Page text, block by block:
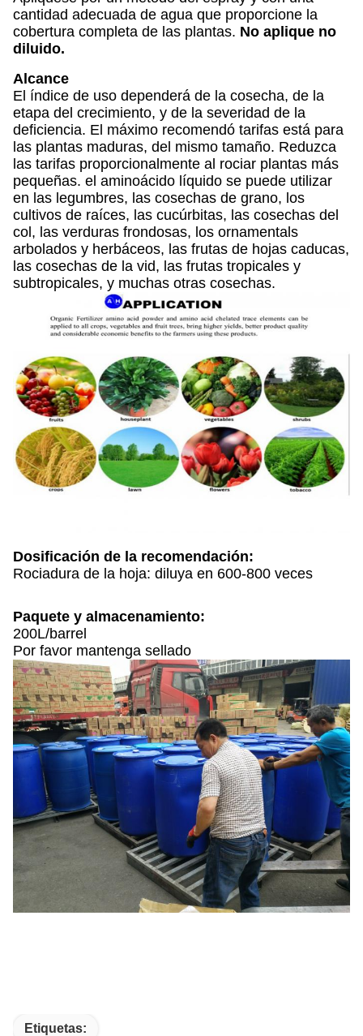
cantidad adecuada de agua que proporcione la
cobertura completa de las plantas. No aplique no
diluido.
Alcance
El índice de uso dependerá de la cosecha, de la
etapa del crecimiento, y de la severidad de la
deficiencia. El máximo recomendó tarifas está para
las plantas maduras, del mismo tamaño. Reduzca
las tarifas proporcionalmente al rociar plantas más
pequeñas. el aminoácido líquido se puede utilizar
en las legumbres, las cosechas de grano, los
cultivos de raíces, las cucúrbitas, las cosechas del
col, las verduras frondosas, los ornamentals
arbolados y herbáceos, las frutas de hojas caducas,
las cosechas de la vid, las frutas tropicales y
subtropicales, y muchas otras cosechas.
Dosificación de la recomendación:
Rociadura de la hoja: diluya en 600-800 veces
Paquete y almacenamiento:
200L/barrel
Por favor mantenga sellado
Etiquetas: